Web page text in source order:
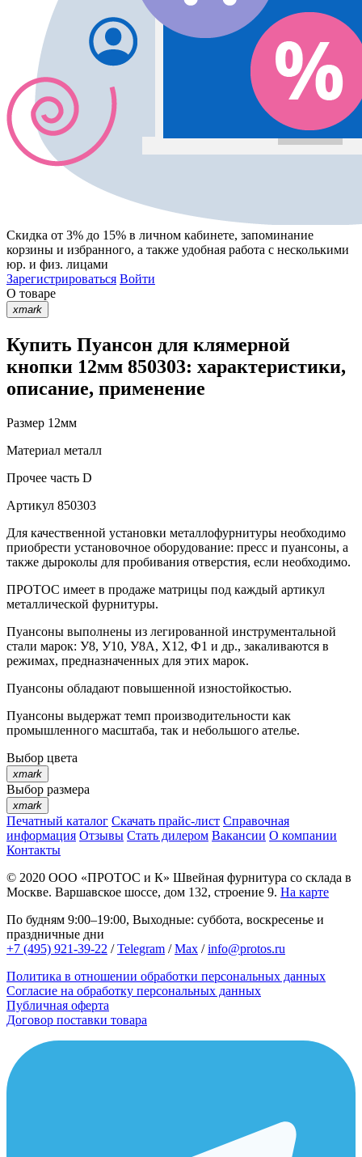
Скидка от 3% до 15% в личном кабинете, запоминание
корзины и избранного, а также удобная работа с несколькими
юр. и физ. лицами
Зарегистрироваться Войти
О товаре
xmark
Купить Пуансон для клямерной
кнопки 12мм 850303: характеристики,
описание, применение
Размер 12мм
Материал металл
Прочее часть D
Артикул 850303
Для качественной установки металлофурнитуры необходимо
приобрести установочное оборудование: пресс и пуансоны, а
также дыроколы для пробивания отверстия, если необходимо.
ПРОТОС имеет в продаже матрицы под каждый артикул
металлической фурнитуры.
Пуансоны выполнены из легированной инструментальной
стали марок: У8, У10, У8А, Х12, Ф1 и др., закаливаются в
режимах, предназначенных для этих марок.
Пуансоны обладают повышенной изностойкостью.
Пуансоны выдержат темп производительности как
промышленного масштаба, так и небольшого ателье.
Выбор цвета
xmark
Выбор размера
xmark
Печатный каталог Скачать прайс-лист Справочная
информация Отзывы Стать дилером Вакансии О компании
Контакты
© 2020 ООО «ПРОТОС и К» Швейная фурнитура со склада в
Москве. Варшавское шоссе, дом 132, строение 9. На карте
По будням 9:00–19:00, Выходные: суббота, воскресенье и
праздничные дни
+7 (495) 921-39-22 /Telegram /Max /info@protos.ru
Политика в отношении обработки персональных данных
Согласие на обработку персональных данных
Публичная оферта
Договор поставки товара